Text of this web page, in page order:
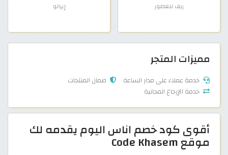
ريف للعطور إيرالو
مميزات المتجر
خدمة عملاء على مدار الساعة
ضمان المنتجات
خدمة الإرجاع المجانية
أقوى كود خصم اناس اليوم يقدمه لك
موقع Code Khasem